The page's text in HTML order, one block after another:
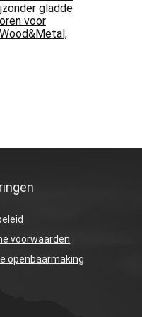
gladde
voor
voorwaarden
openbaarmaking